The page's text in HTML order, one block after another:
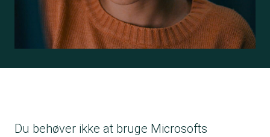
Du behøver ikke at bruge Microsofts